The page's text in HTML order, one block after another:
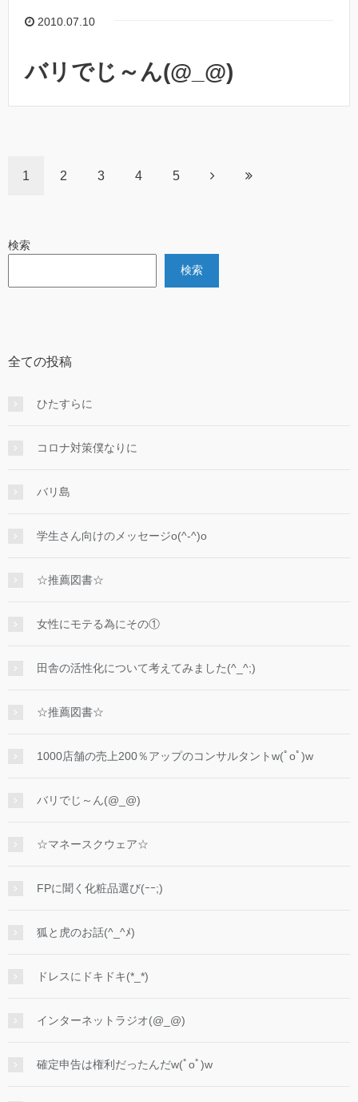
2010.07.10
バリでじ～ん(@_@)
1 2 3 4 5
検索
検索
全ての投稿
ひたすらに
コロナ対策僕なりに
バリ島
学生さん向けのメッセージo(^-^)o
☆推薦図書☆
女性にモテる為にその①
田舎の活性化について考えてみました(^_^;)
☆推薦図書☆
1000店舗の売上200％アップのコンサルタントw(ﾟoﾟ)w
バリでじ～ん(@_@)
☆マネースクウェア☆
FPに聞く化粧品選び(ｰｰ;)
狐と虎のお話(^_^ﾒ)
ドレスにドキドキ(*_*)
インターネットラジオ(@_@)
確定申告は権利だったんだw(ﾟoﾟ)w